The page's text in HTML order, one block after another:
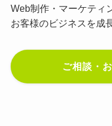
Web制作・マーケティ
お客様のビジネスを成
ご相談・